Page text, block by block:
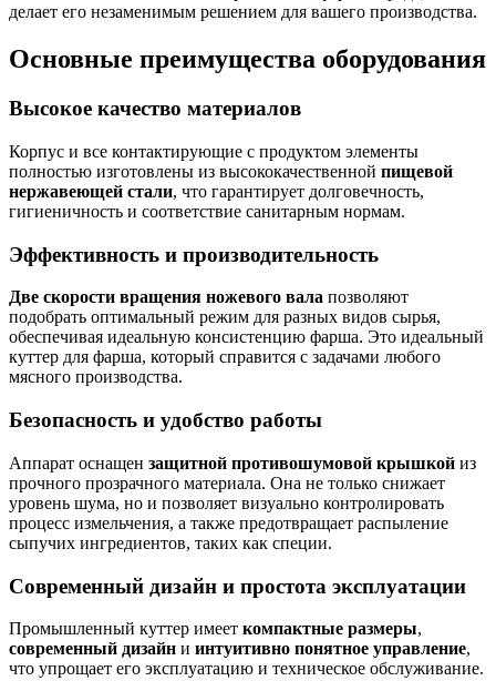
делает его незаменимым решением для вашего производства.
Основные преимущества оборудования
Высокое качество материалов
Корпус и все контактирующие с продуктом элементы
полностью изготовлены из высококачественной пищевой
нержавеющей стали, что гарантирует долговечность,
гигиеничность и соответствие санитарным нормам.
Эффективность и производительность
Две скорости вращения ножевого вала позволяют
подобрать оптимальный режим для разных видов сырья,
обеспечивая идеальную консистенцию фарша. Это идеальный
куттер для фарша, который справится с задачами любого
мясного производства.
Безопасность и удобство работы
Аппарат оснащен защитной противошумовой крышкой из
прочного прозрачного материала. Она не только снижает
уровень шума, но и позволяет визуально контролировать
процесс измельчения, а также предотвращает распыление
сыпучих ингредиентов, таких как специи.
Современный дизайн и простота эксплуатации
Промышленный куттер имеет компактные размеры,
современный дизайн и интуитивно понятное управление,
что упрощает его эксплуатацию и техническое обслуживание.